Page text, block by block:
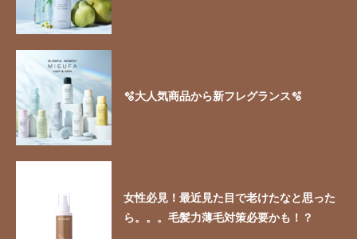
🫧大人気商品から新フレグランス🫧
女性必見！最近見た目で老けたなと思った
ら。。。毛髪力薄毛対策必要かも！？